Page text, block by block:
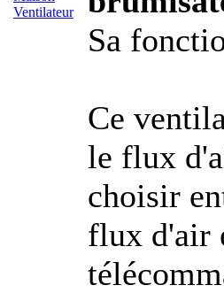
Ventilateur
Sa
Ce
le flux
choisir
flux d'air